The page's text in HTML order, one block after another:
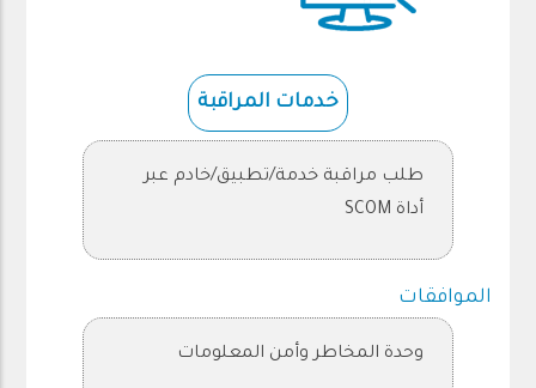
خدمات المراقبة
طلب مراقبة خدمة/تطبيق/خادم عبر
أداة SCOM
الموافقات
وحدة المخاطر وأمن المعلومات